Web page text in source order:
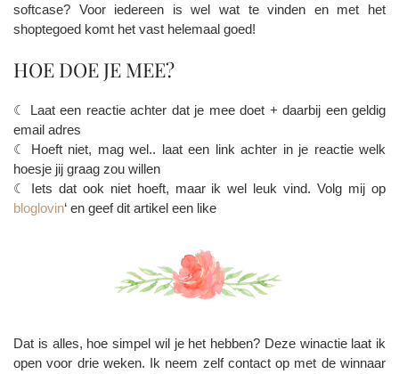
softcase? Voor iedereen is wel wat te vinden en met het
shoptegoed komt het vast helemaal goed!
HOE DOE JE MEE?
☾ Laat een reactie achter dat je mee doet + daarbij een geldig
email adres
☾ Hoeft niet, mag wel.. laat een link achter in je reactie welk
hoesje jij graag zou willen
☾ Iets dat ook niet hoeft, maar ik wel leuk vind. Volg mij op
bloglovin‘ en geef dit artikel een like
Dat is alles, hoe simpel wil je het hebben? Deze winactie laat ik
open voor drie weken. Ik neem zelf contact op met de winnaar